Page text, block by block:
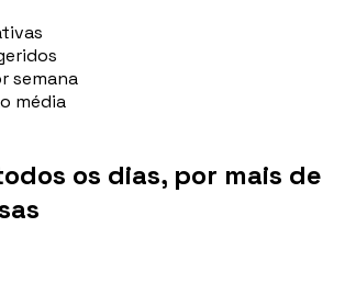
semana
média
os dias, por mais de